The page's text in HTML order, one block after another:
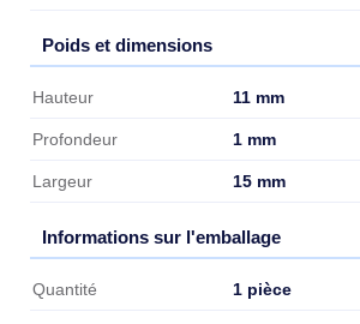
Poids et dimensions
Poids et dimensions
Hauteur 11 mm
Profondeur 1 mm
Largeur 15 mm
Informations sur l'emballage
Informations sur l'emballage
Quantité 1 pièce